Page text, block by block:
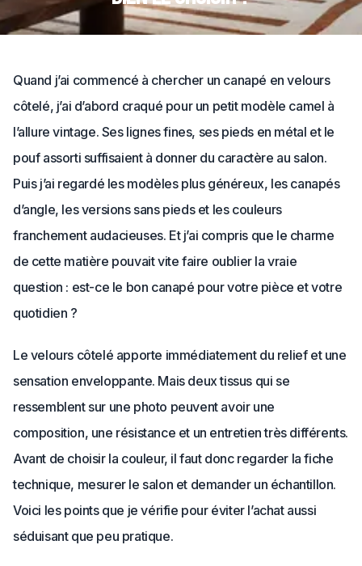
Quand j’ai commencé à chercher un canapé en velours
côtelé, j’ai d’abord craqué pour un petit modèle camel à
l’allure vintage. Ses lignes fines, ses pieds en métal et le
pouf assorti suffisaient à donner du caractère au salon.
Puis j’ai regardé les modèles plus généreux, les canapés
d’angle, les versions sans pieds et les couleurs
franchement audacieuses. Et j’ai compris que le charme
de cette matière pouvait vite faire oublier la vraie
question : est-ce le bon canapé pour votre pièce et votre
quotidien ?
Le velours côtelé apporte immédiatement du relief et une
sensation enveloppante. Mais deux tissus qui se
ressemblent sur une photo peuvent avoir une
composition, une résistance et un entretien très différents.
Avant de choisir la couleur, il faut donc regarder la fiche
technique, mesurer le salon et demander un échantillon.
Voici les points que je vérifie pour éviter l’achat aussi
séduisant que peu pratique.